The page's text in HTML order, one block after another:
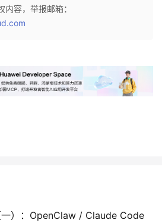
容，举报邮箱：
）：OpenClaw / Claude Code